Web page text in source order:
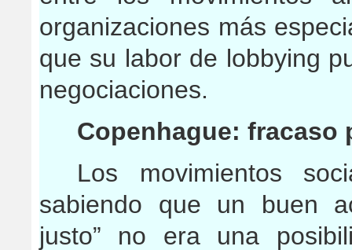
organizaciones más
que su labor de lobbying
negociaciones.
Copenhague:
Los movimientos
sabiendo que un buen
justo” no era una